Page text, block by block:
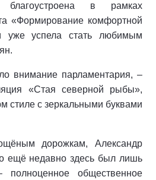
в рамках
«Формирование комфортной
уже успела стать любимым
внимание парламентария, –
«Стая северной рыбы»,
стиле с зеркальными буквами
дорожкам, Александр
ещё недавно здесь был лишь
общественное